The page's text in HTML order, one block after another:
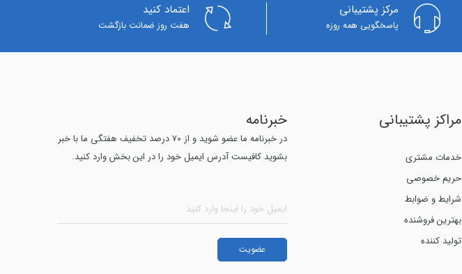
مرکز پشتیبانی
پاسخگویی همه روزه
اعتماد کنید
هفت روز ضمانت بازگشت
مراکز پشتیبانی
خدمات مشتری
حریم خصوصی
شرایط و ضوابط
بهترین فروشنده
تولید کننده
خبرنامه
در خبرنامه ما عضو شوید و از 70 درصد تخفیف هفتگی ما با خبر
بشوید کافیست آدرس ایمیل خود را در این بخش وارد کنید.